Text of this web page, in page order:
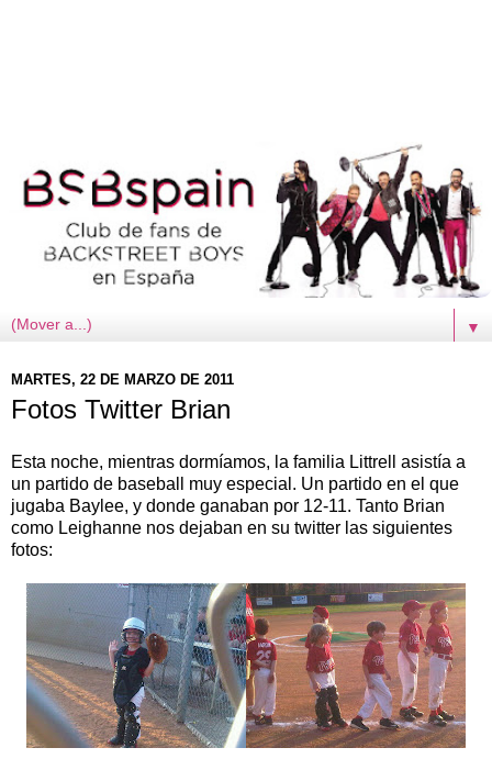
▼
MARTES, 22 DE MARZO DE 2011
Fotos Twitter Brian
Esta noche, mientras dormíamos, la familia Littrell asistía a
un partido de baseball muy especial. Un partido en el que
jugaba Baylee, y donde ganaban por 12-11. Tanto Brian
como Leighanne nos dejaban en su twitter las siguientes
fotos: